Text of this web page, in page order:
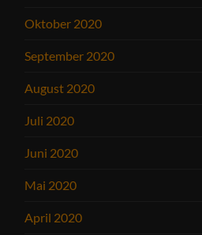
Oktober 2020
September 2020
August 2020
Juli 2020
Juni 2020
Mai 2020
April 2020